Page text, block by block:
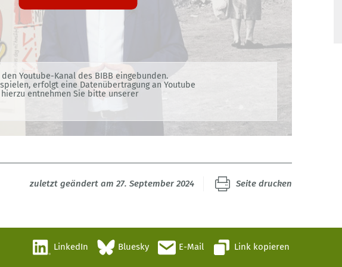
Youtube-Kanal des BIBB eingebunden.
erfolgt eine Datenübertragung an Youtube
hierzu entnehmen Sie bitte unserer
zuletzt geändert am 27. September 2024 Seite drucken
LinkedIn Bluesky E-Mail Link kopieren